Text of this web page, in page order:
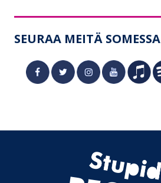
SEURAA MEITÄ SOMESSA